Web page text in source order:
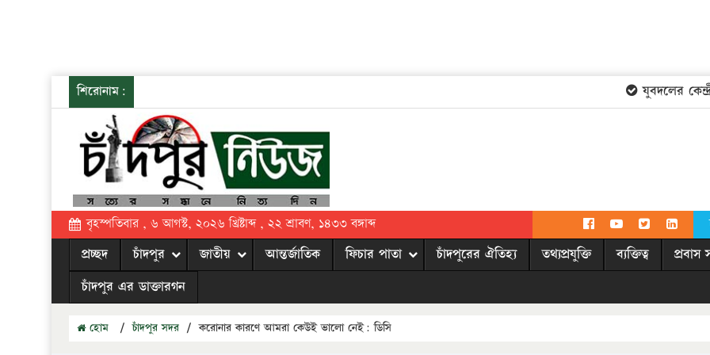
শিরোনাম: যুবদলের
বৃহস্পতিবার , ৬ আগস্ট, ২০২৬ খ্রিষ্টাব্দ , ২২ শ্রাবণ, ১৪৩৩ বঙ্গাব্দ
প্রচ্ছদ চাঁদপুর জাতীয় আন্তর্জাতিক ফিচার পাতা চাঁদপুরের ঐতিহ্য তথ্যপ্রযুক্তি ব্যক্তিত্ব প্রবাস
চাঁদপুর এর ডাক্তারগন
হোম / চাঁদপুর সদর / করোনার কারণে আমরা কেউই ভালো নেই: ডিসি